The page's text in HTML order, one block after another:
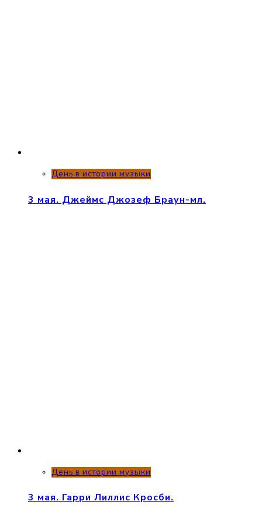
День в истории музыки
3 мая. Джеймс Джозеф Браун-мл.
День в истории музыки
3 мая. Гарри Лиллис Кросби.